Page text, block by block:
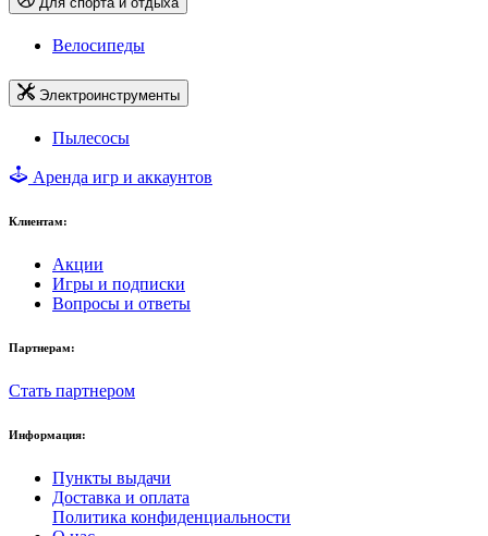
Велосипеды
Электроинструменты
Пылесосы
Аренда игр и аккаунтов
Клиентам:
Акции
Игры и подписки
Вопросы и ответы
Партнерам:
Стать партнером
Информация:
Пункты выдачи
Доставка и оплата
Политика конфиденциальности